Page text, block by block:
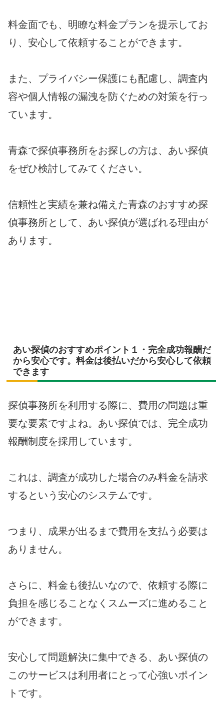
料金面でも、明瞭な料金プランを提示してお
り、安心して依頼することができます。
また、プライバシー保護にも配慮し、調査内
容や個人情報の漏洩を防ぐための対策を行っ
ています。
青森で探偵事務所をお探しの方は、あい探偵
をぜひ検討してみてください。
信頼性と実績を兼ね備えた青森のおすすめ探
偵事務所として、あい探偵が選ばれる理由が
あります。
あい探偵のおすすめポイント１・完全成功報酬だ
から安心です。料金は後払いだから安心して依頼
できます
探偵事務所を利用する際に、費用の問題は重
要な要素ですよね。あい探偵では、完全成功
報酬制度を採用しています。
これは、調査が成功した場合のみ料金を請求
するという安心のシステムです。
つまり、成果が出るまで費用を支払う必要は
ありません。
さらに、料金も後払いなので、依頼する際に
負担を感じることなくスムーズに進めること
ができます。
安心して問題解決に集中できる、あい探偵の
このサービスは利用者にとって心強いポイン
トです。